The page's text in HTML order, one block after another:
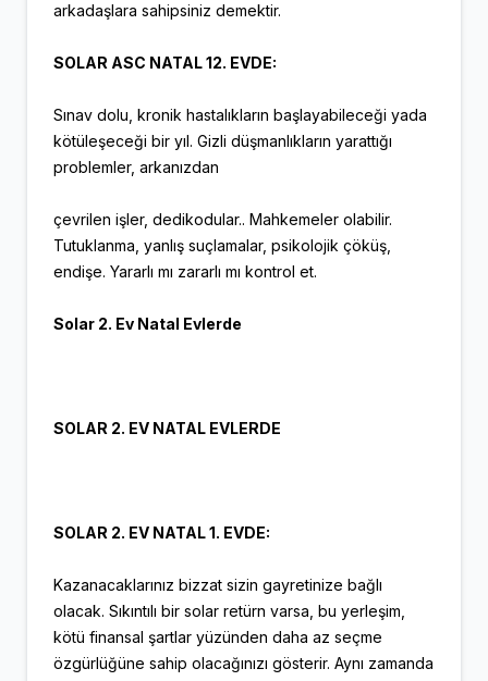
arkadaşlara sahipsiniz demektir.
SOLAR ASC NATAL 12. EVDE:
Sınav dolu, kronik hastalıkların başlayabileceği yada
kötüleşeceği bir yıl. Gizli düşmanlıkların yarattığı
problemler, arkanızdan
çevrilen işler, dedikodular.. Mahkemeler olabilir.
Tutuklanma, yanlış suçlamalar, psikolojik çöküş,
endişe. Yararlı mı zararlı mı kontrol et.
Solar 2. Ev Natal Evlerde
SOLAR 2. EV NATAL EVLERDE
SOLAR 2. EV NATAL 1. EVDE:
Kazanacaklarınız bizzat sizin gayretinize bağlı
olacak. Sıkıntılı bir solar retürn varsa, bu yerleşim,
kötü finansal şartlar yüzünden daha az seçme
özgürlüğüne sahip olacağınızı gösterir. Aynı zamanda